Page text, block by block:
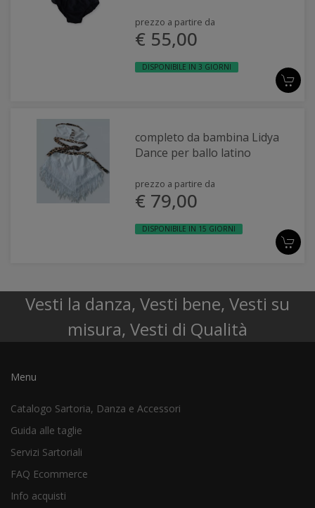
prezzo a partire da
€ 55,00
DISPONIBILE IN 3 GIORNI
completo da bambina Lidya
Dance per ballo latino
prezzo a partire da
€ 79,00
DISPONIBILE IN 15 GIORNI
Vesti la danza, Vesti bene, Vesti su
misura, Vesti di Qualità
Menu
Catalogo Sartoria, Danza e Accessori
Guida alle taglie
Servizi Sartoriali
FAQ Ecommerce
Info acquisti